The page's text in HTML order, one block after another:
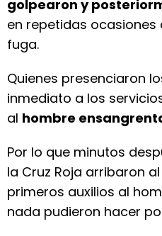
golpearon y
en repetidas ocasiones
fuga.
Quienes presenciaron
inmediato a los
al hombre
Por lo que minutos
la Cruz Roja arribaron
primeros auxilios al
nada pudieron hacer